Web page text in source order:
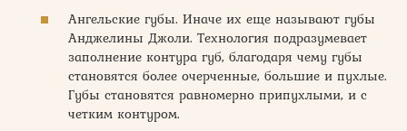
Ангельские губы. Иначе их еще называют губы
Анджелины Джоли. Технология подразумевает
заполнение контура губ, благодаря чему губы
становятся более очерченные, большие и пухлые.
Губы становятся равномерно припухлыми, и с
четким контуром.